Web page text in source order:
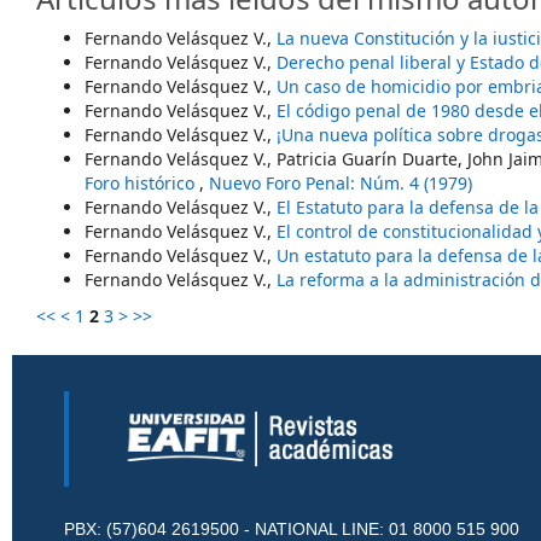
Fernando Velásquez V., La nueva Constitución y la
Fernando Velásquez V., Derecho penal liberal y Estado
Fernando Velásquez V., Un caso de homicidio por
Fernando Velásquez V., El código penal de 1980 desde
Fernando Velásquez V., ¡Una nueva política sobre
Fernando Velásquez V., Patricia Guarín Duarte, John
Foro histórico , Nuevo Foro Penal: Núm. 4 (1979)
Fernando Velásquez V., El Estatuto para la defensa de
Fernando Velásquez V., El control de constitucionalidad
Fernando Velásquez V., Un estatuto para la defensa de
Fernando Velásquez V., La reforma a la administración
<< < 1 2 3 > >>
PBX: (57)604 2619500 - NATIONAL LINE: 01 8000 515 900